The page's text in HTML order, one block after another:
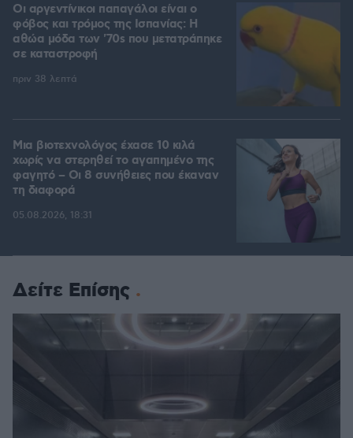
Οι αργεντίνικοι παπαγάλοι είναι ο
φόβος και τρόμος της Ισπανίας: Η
αθώα μόδα των '70s που μετατράπηκε
σε καταστροφή
πριν 38 λεπτά
Μια βιοτεχνολόγος έχασε 10 κιλά
χωρίς να στερηθεί το αγαπημένο της
φαγητό – Οι 8 συνήθειες που έκαναν
τη διαφορά
05.08.2026, 18:31
Δείτε Επίσης